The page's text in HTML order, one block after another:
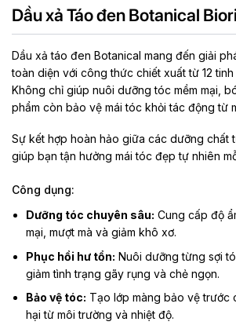
Dầu xả Táo đen Botanical
Dầu xả táo đen Botanical mang đến giải
toàn diện với công thức chiết xuất từ 12
Không chỉ giúp nuôi dưỡng tóc mềm mại,
phẩm còn bảo vệ mái tóc khỏi tác động từ
Sự kết hợp hoàn hảo giữa các dưỡng chất
giúp bạn tận hưởng mái tóc đẹp tự nhiên
Công dụng:
Dưỡng tóc chuyên sâu: Cung cấp độ
mại, mượt mà và giảm khô xơ.
Phục hồi hư tổn: Nuôi dưỡng từng sợi
giảm tình trạng gãy rụng và chẻ ngọn.
Bảo vệ tóc: Tạo lớp màng bảo vệ trước
hại từ môi trường và nhiệt độ.